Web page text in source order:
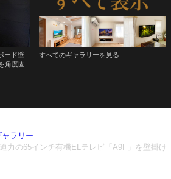
ード壁
角度固
すべてのギャラリーを見る
ラリー
力の65インチ有機ELテレビ「A9F」を壁掛け